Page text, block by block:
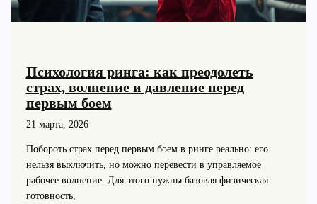
Психология ринга: как преодолеть
страх, волнение и давление перед
первым боем
21 марта, 2026
Побороть страх перед первым боем в ринге реально: его
нельзя выключить, но можно перевести в управляемое
рабочее волнение. Для этого нужны базовая физическая
готовность,